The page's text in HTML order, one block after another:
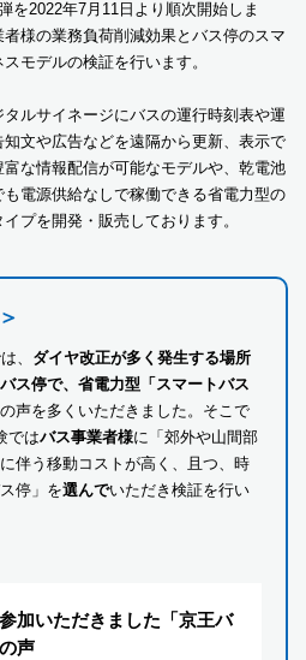
を2022年7月11日より順次開始しま
様の業務負荷削減効果とバス停のスマ
モデルの検証を行います。
タルサイネージにバスの運行時刻表や運
文や広告などを遠隔から更新、表示で
な情報配信が可能なモデルや、乾電池
電源供給なしで稼働できる省電力型の
プを開発・販売しております。
、 ダイヤ改正が多く発生する場所
ス停で、省電力型「スマートバス
声を多くいただきました。そこで
ではバス事業者様に「郊外や山間部
伴う移動コストが高く、且つ、時
停」を選んでいただき検証を行い
加いただきました「京王バ
声